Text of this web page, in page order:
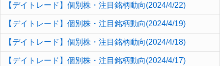
【デイトレード】個別株・注目銘柄動向(2024/4/22)
【デイトレード】個別株・注目銘柄動向(2024/4/19)
【デイトレード】個別株・注目銘柄動向(2024/4/18)
【デイトレード】個別株・注目銘柄動向(2024/4/17)